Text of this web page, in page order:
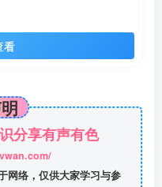
看
分享有声有色
网络，仅供大家学习与参